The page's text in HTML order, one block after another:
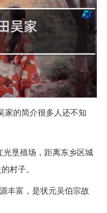
家的简介很多人还不知
光垦殖场，距离东乡区城
村子。
丰富，是状元吴伯宗故